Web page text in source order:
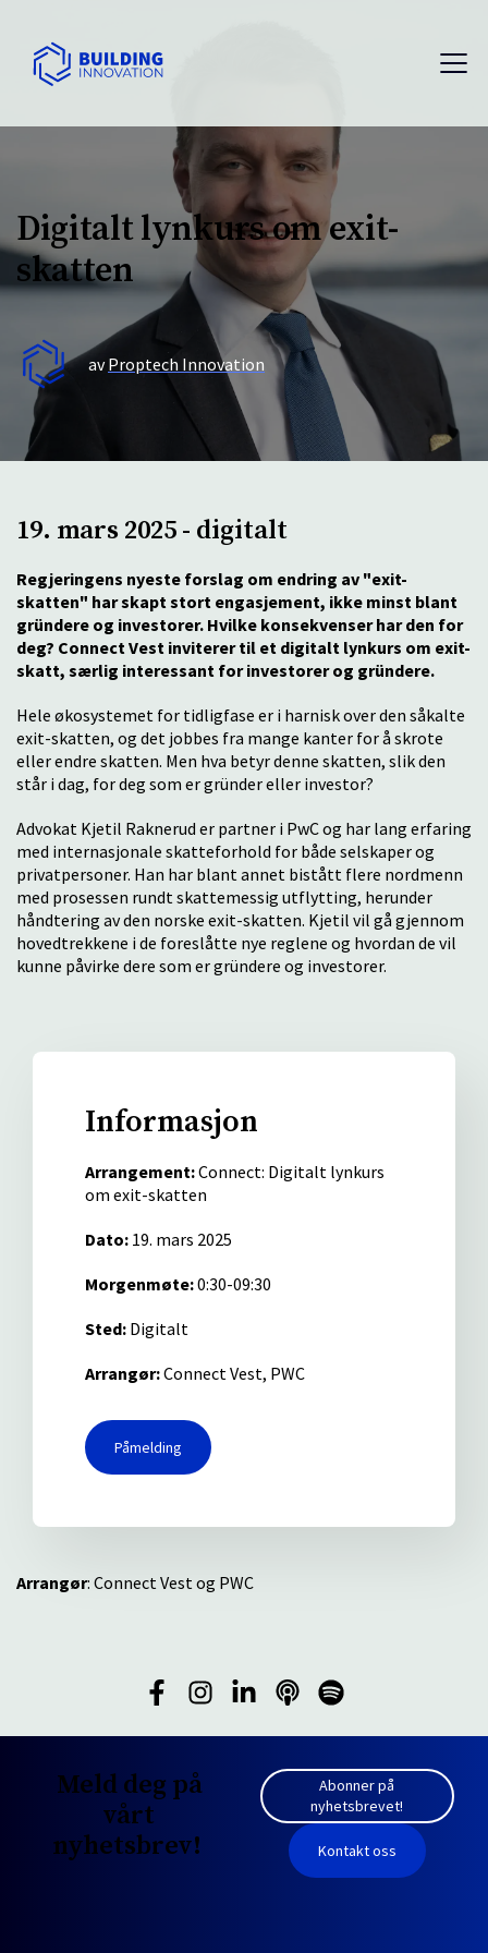
Digitalt lynkurs om exit-
skatten
avProptech Innovation
19. mars 2025 - digitalt
Regjeringens nyeste forslag om endring av "exit-
skatten" har skapt stort engasjement, ikke minst blant
gründere og investorer. Hvilke konsekvenser har den for
deg? Connect Vest inviterer til et digitalt lynkurs om exit-
skatt, særlig interessant for investorer og gründere.
Hele økosystemet for tidligfase er i harnisk over den såkalte
exit-skatten, og det jobbes fra mange kanter for å skrote
eller endre skatten. Men hva betyr denne skatten, slik den
står i dag, for deg som er gründer eller investor?
Advokat Kjetil Raknerud er partner i PwC og har lang erfaring
med internasjonale skatteforhold for både selskaper og
privatpersoner. Han har blant annet bistått flere nordmenn
med prosessen rundt skattemessig utflytting, herunder
håndtering av den norske exit-skatten. Kjetil vil gå gjennom
hovedtrekkene i de foreslåtte nye reglene og hvordan de vil
kunne påvirke dere som er gründere og investorer.
Informasjon
Arrangement:Connect: Digitalt lynkurs
om exit-skatten
Dato: 19. mars 2025
Morgenmøte:0:30-09:30
Sted: Digitalt
Arrangør:Connect Vest, PWC
Påmelding
Arrangør: Connect Vest og PWC
Meld deg på
vårt
nyhetsbrev!
Abonner på
nyhetsbrevet!
Kontakt oss